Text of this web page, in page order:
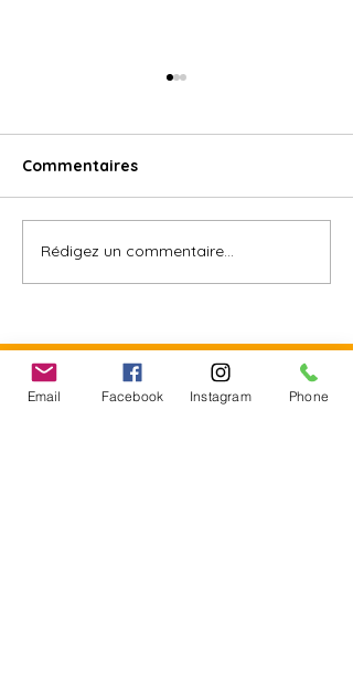
ولاية المنستير: من افتتاح
الدورة 4 لمهرجان المدينة
Commentaires
Rédigez un commentaire...
Suivez-nous
Email Facebook Instagram Phone